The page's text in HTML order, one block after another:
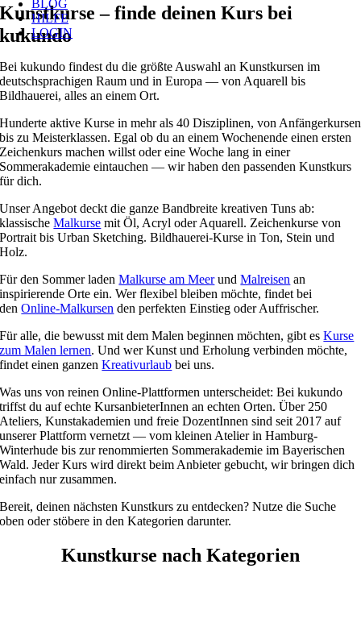
BLOG
HILFE
LOGIN
Kunstkurse – finde deinen Kurs bei
kukundo
Bei kukundo findest du die größte Auswahl an Kunstkursen im
deutschsprachigen Raum und in Europa — von Aquarell bis
Bildhauerei, alles an einem Ort.
Hunderte aktive Kurse in mehr als 40 Disziplinen, von Anfängerkursen
bis zu Meisterklassen. Egal ob du an einem Wochenende einen ersten
Zeichenkurs machen willst oder eine Woche lang in einer
Sommerakademie eintauchen — wir haben den passenden Kunstkurs
für dich.
Unser Angebot deckt die ganze Bandbreite kreativen Tuns ab:
klassischeMalkurse mit Öl, Acryl oder Aquarell. Zeichenkurse von
Portrait bis Urban Sketching. Bildhauerei-Kurse in Ton, Stein und
Holz.
Für den Sommer ladenMalkurse am MeerundMalreisen an
inspirierende Orte ein. Wer flexibel bleiben möchte, findet bei
denOnline-Malkursen den perfekten Einstieg oder Auffrischer.
Für alle, die bewusst mit dem Malen beginnen möchten, gibt esKurse
zum Malen lernen. Und wer Kunst und Erholung verbinden möchte,
findet einen ganzenKreativurlaub bei uns.
Was uns von reinen Online-Plattformen unterscheidet: Bei kukundo
triffst du auf echte KursanbieterInnen an echten Orten. Über 250
Ateliers, Kunstakademien und freie DozentInnen sind seit 2017 auf
unserer Plattform vernetzt — vom kleinen Atelier in Hamburg-
Winterhude bis zur renommierten Sommerakademie im Bayerischen
Wald. Jeder Kurs wird direkt beim Anbieter gebucht, wir bringen dich
einfach nur zusammen.
Bereit, deinen nächsten Kunstkurs zu entdecken? Nutze die Suche
oben oder stöbere in den Kategorien darunter.
Kunstkurse nach Kategorien